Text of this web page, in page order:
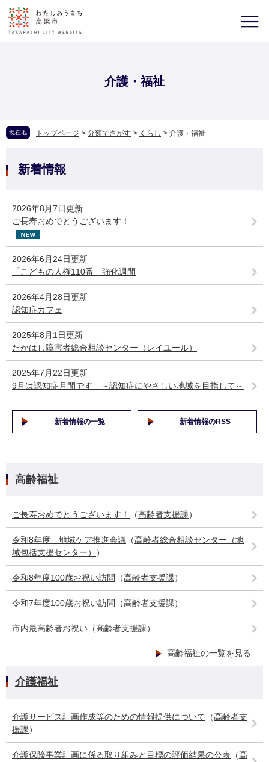
介護・福祉
現在地 トップページ > 分類でさがす > くらし > 介護・福祉
新着情報
2026年8月7日更新
ご長寿おめでとうございます！
2026年6月24日更新
「こどもの人権110番」強化週間
2026年4月28日更新
認知症カフェ
2025年8月1日更新
たかはし障害者総合相談センター（レイユール）
2025年7月22日更新
9月は認知症月間です ～認知症にやさしい地域を目指して～
新着情報の一覧 新着情報のRSS
高齢福祉
ご長寿おめでとうございます！ （高齢者支援課）
令和8年度 地域ケア推進会議 （高齢者総合相談センター（地
域包括支援センター）
）
令和8年度100歳お祝い訪問 （高齢者支援課）
令和7年度100歳お祝い訪問 （高齢者支援課）
市内最高齢者お祝い （高齢者支援課）
高齢福祉の一覧を見る
介護福祉
介護サービス計画作成等のための情報提供について （高齢者支
援課）
介護保険事業計画に係る取り組みと目標の評価結果の公表 （高